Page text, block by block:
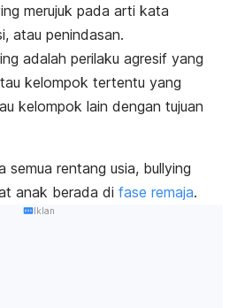
merujuk pada arti kata
atau penindasan.
adalah perilaku agresif yang
kelompok tertentu yang
kelompok lain dengan tujuan
semua rentang usia, bullying
anak berada di fase remaja.
Iklan